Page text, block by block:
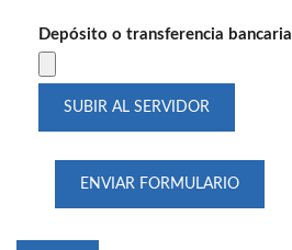
Depósito o transferencia bancaria